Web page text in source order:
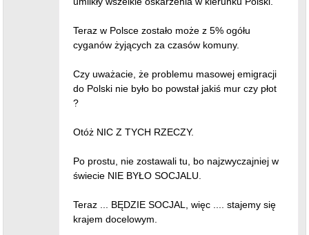
Teraz w Polsce zostało może z 5% ogółu
cyganów żyjących za czasów komuny.
Czy uważacie, że problemu masowej emigracji
do Polski nie było bo powstał jakiś mur czy płot
?
Otóż NIC Z TYCH RZECZY.
Po prostu, nie zostawali tu, bo najzwyczajniej w
świecie NIE BYŁO SOCJALU.
Teraz ... BĘDZIE SOCJAL, więc .... stajemy się
krajem docelowym.